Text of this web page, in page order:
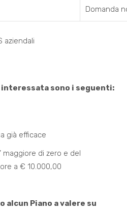
Domanda
aziendali
interessata sono i seguenti:
già efficace
maggiore di zero e del
a € 10.000,00
alcun Piano a valere su